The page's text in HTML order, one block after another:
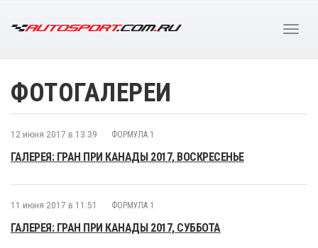
ФОТОГАЛЕРЕИ
12 июня 2017 в 13:39 ФОРМУЛА 1
ГАЛЕРЕЯ: ГРАН ПРИ КАНАДЫ 2017, ВОСКРЕСЕНЬЕ
11 июня 2017 в 11:51 ФОРМУЛА 1
ГАЛЕРЕЯ: ГРАН ПРИ КАНАДЫ 2017, СУББОТА